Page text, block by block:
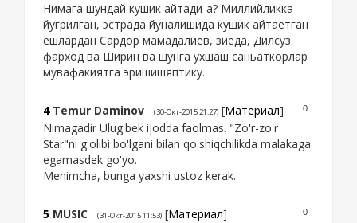
Нимага шундай кушик айтади-а? Миллийликка
йугрилган, эстрада йуналишида кушик айтаетган
ешлардан Сардор мамадалиев, зиеда, Дилсуз
фарход ва Ширин ва шунга ухшаш саньаткорлар
мувафакиятга эришишяптику.
0
4 Temur Daminov (30-Окт-2015 21:27) [Материал]
Nimagadir Ulug'bek ijodda faolmas. "Zo'r-zo'r
Star"ni g'olibi bo'lgani bilan qo'shiqchilikda malakaga
egamasdek go'yo.
Menimcha, bunga yaxshi ustoz kerak.
0
5 MUSIC (31-Окт-2015 11:53) [Материал]